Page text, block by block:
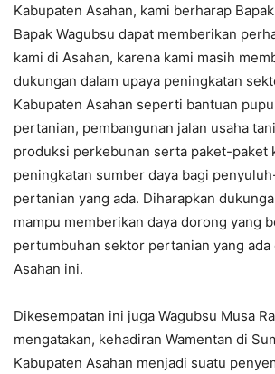
Kabupaten Asahan, kami berharap
Bapak Wagubsu dapat memberikan
kami di Asahan, karena kami masih
dukungan dalam upaya peningkatan
Kabupaten Asahan seperti bantuan
pertanian, pembangunan jalan usaha
produksi perkebunan serta paket-paket
peningkatan sumber daya bagi
pertanian yang ada. Diharapkan
mampu memberikan daya dorong yang
pertumbuhan sektor pertanian yang ada
Asahan ini.
Dikesempatan ini juga Wagubsu Musa
mengatakan, kehadiran Wamentan di
Kabupaten Asahan menjadi suatu